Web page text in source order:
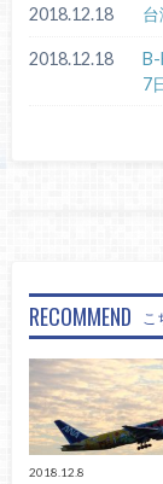
2018.12.18
2018.12.18
7
RECOMMEND こ
2018.12.8